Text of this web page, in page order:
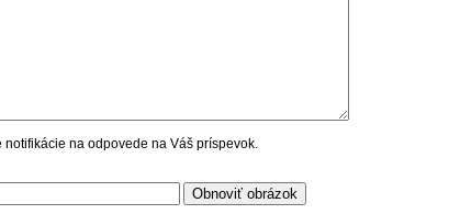
na odpovede na Váš príspevok.